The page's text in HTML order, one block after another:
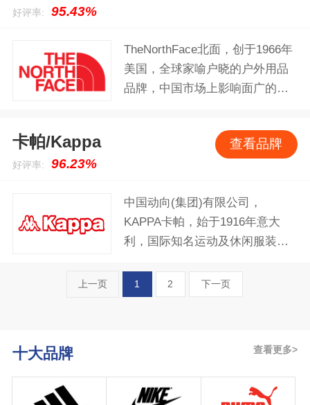
精神融入每个人的生活。
好评率: 95.43%
TheNorthFace北面，创于1966年
美国，全球家喻户晓的户外用品
品牌，中国市场上影响面广的国
徒步装备的制造商。
卡帕/Kappa
好评率: 96.23%
查看品牌
中国动向(集团)有限公司，
KAPPA卡帕，始于1916年意大
利，国际知名运动及休闲服装品
力、青春及时尚的人士，欧洲较
大的私人拥有运动产品集团。
上一页 1 2 下一页
十大品牌 查看更多>